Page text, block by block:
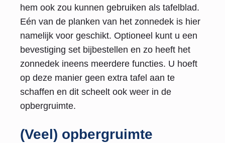
hem ook zou kunnen gebruiken als tafelblad.
Eén van de planken van het zonnedek is hier
namelijk voor geschikt. Optioneel kunt u een
bevestiging set bijbestellen en zo heeft het
zonnedek ineens meerdere functies. U hoeft
op deze manier geen extra tafel aan te
schaffen en dit scheelt ook weer in de
opbergruimte.
(Veel) opbergruimte